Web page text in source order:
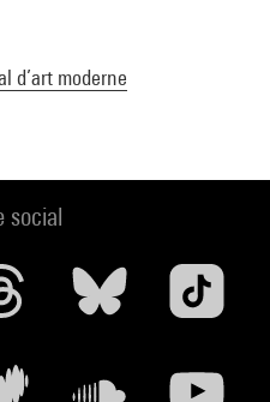
d’art moderne
social